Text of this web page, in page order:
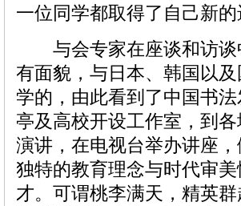
一位同学都取得了自己新的
与会专家在座谈和访谈
有面貌，与日本、韩国以
学的，由此看到了中国书
亭及高校开设工作室，到
演讲，在电视台举办讲座
独特的教育理念与时代审
才。可谓桃李满天，精英